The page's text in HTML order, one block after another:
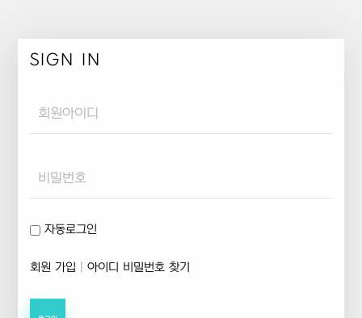
SIGN IN
자동로그인
회원 가입 |아이디 비밀번호 찾기